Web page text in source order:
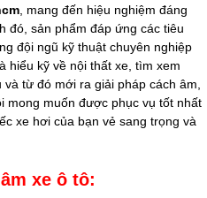
, mang đến hiệu nghiệm đáng
đó, sản phẩm đáp ứng các tiêu
đội ngũ kỹ thuật chuyên nghiệp
hiểu kỹ về nội thất xe, tìm xem
từ đó mới ra giải pháp cách âm,
mong muốn được phục vụ tốt nhất
xe hơi của bạn vẻ sang trọng và
xe ô tô: